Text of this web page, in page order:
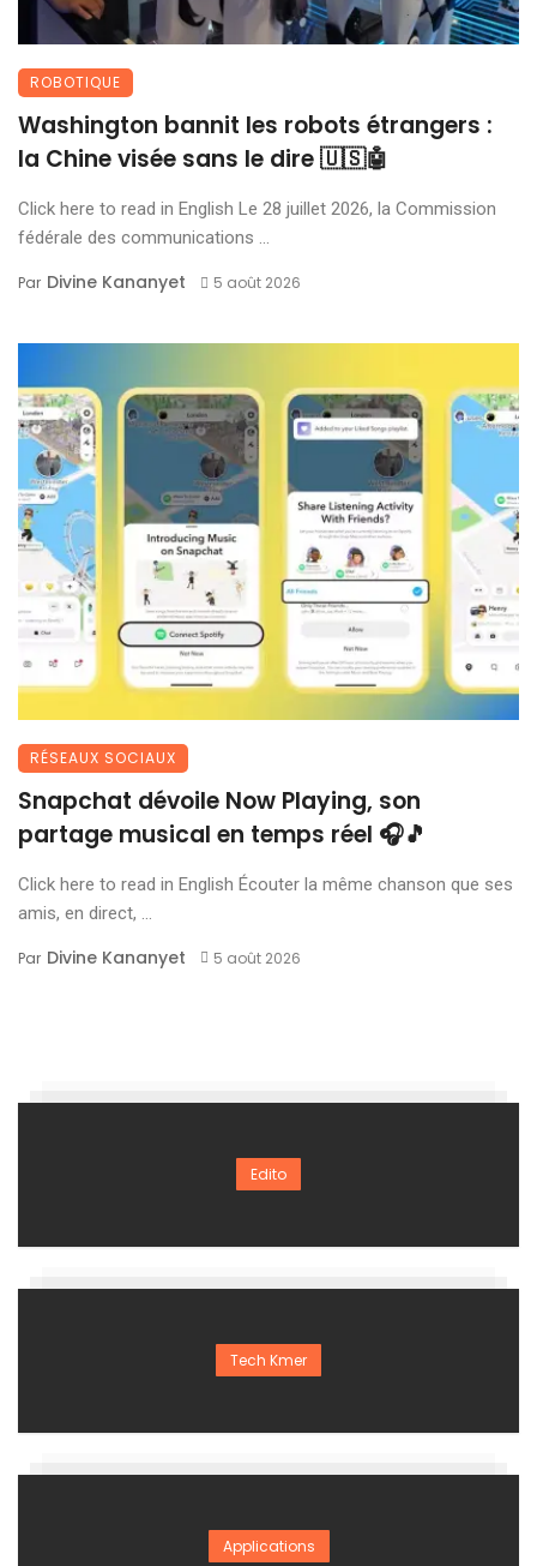
ROBOTIQUE
Washington bannit les robots étrangers :
la Chine visée sans le dire 🇺🇸🤖
Click here to read in English Le 28 juillet 2026, la Commission
fédérale des communications ...
Par Divine Kananyet 5 août 2026
RÉSEAUX SOCIAUX
Snapchat dévoile Now Playing, son
partage musical en temps réel 🎧🎵
Click here to read in English Écouter la même chanson que ses
amis, en direct, ...
Par Divine Kananyet 5 août 2026
Edito
Tech Kmer
Applications